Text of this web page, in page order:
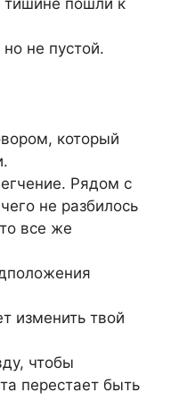
не пустой.
который
Рядом с
не разбилось
все же
изменить твой
чтобы
перестает быть